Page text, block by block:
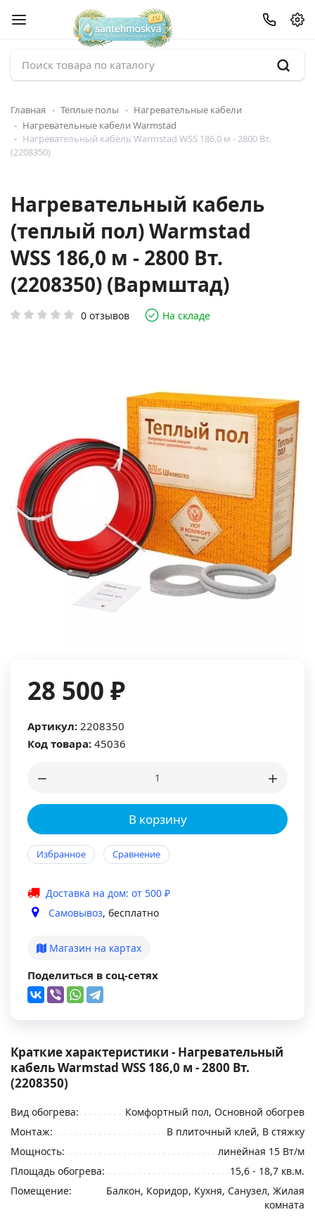
Главная Тёплые полы
Нагревательные кабели
Нагревательные кабели Warmstad
Нагревательный кабель Warmstad WSS 186,0 м - 2800 Вт.
(2208350)
Нагревательный кабель
(теплый пол) Warmstad
WSS 186,0 м - 2800 Вт.
(2208350) (Вармштад)
0 отзывов На складе
28 500 ₽
Артикул: 2208350
Код товара: 45036
В корзину
Избранное Сравнение
Доставка на дом: от 500 ₽
Самовывоз, бесплатно
Магазин на картах
Поделиться в соц-сетях
Краткие характеристики - Нагревательный
кабель Warmstad WSS 186,0 м - 2800 Вт.
(2208350)
Вид обогрева:
Комфортный пол, Основной обогрев
Монтаж:
В плиточный клей, В стяжку
Мощность:
линейная 15 Вт/м
Площадь обогрева:
15,6 - 18,7 кв.м.
Помещение:
Балкон, Коридор, Кухня, Санузел, Жилая
комната